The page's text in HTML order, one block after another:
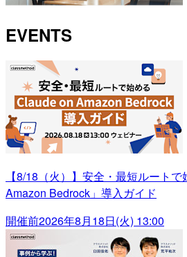
EVENTS
【8/18（火）】安全・最短ルート
Amazon Bedrock」導入ガイド
開催前2026年8月18日(火) 13:00